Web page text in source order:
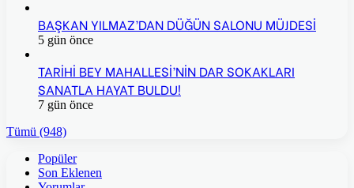
BAŞKAN YILMAZ’DAN DÜĞÜN SALONU MÜJDESİ
5 gün önce
TARİHİ BEY MAHALLESİ’NİN DAR SOKAKLARI
SANATLA HAYAT BULDU!
7 gün önce
Tümü (948)
Popüler
Son Eklenen